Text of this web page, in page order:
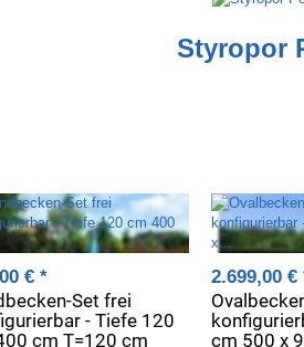
Styropor
Set frei
- Tiefe 120
cm T=120 cm
€ *
cm 500 x
2.699,00 €